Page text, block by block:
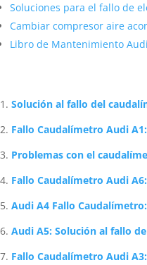
Soluciones para el fallo de
Cambiar compresor aire
Libro de Mantenimiento
Solución al fallo del
Fallo Caudalímetro Audi
Problemas con el
Fallo Caudalímetro Audi
Audi A4 Fallo
Audi A5: Solución al fallo
Fallo Caudalímetro Audi